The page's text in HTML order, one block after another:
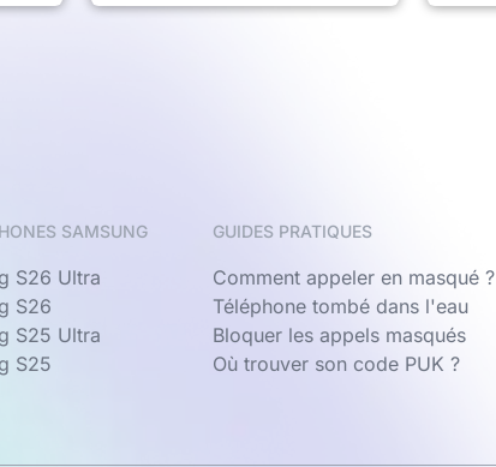
SAMSUNG
S26 Ultra
S26
S25 Ultra
S25
GUIDES PRATIQUES
Comment appeler en masqué ?
Téléphone tombé dans l'eau
Bloquer les appels masqués
Où trouver son code PUK ?